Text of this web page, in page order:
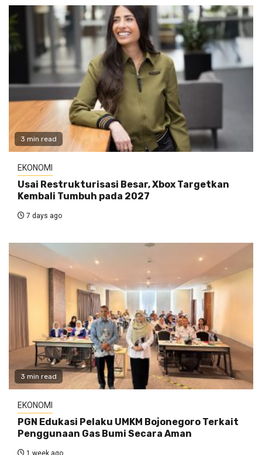
3 min read
EKONOMI
Usai Restrukturisasi Besar, Xbox Targetkan
Kembali Tumbuh pada 2027
7 days ago
3 min read
EKONOMI
PGN Edukasi Pelaku UMKM Bojonegoro Terkait
Penggunaan Gas Bumi Secara Aman
1 week ago